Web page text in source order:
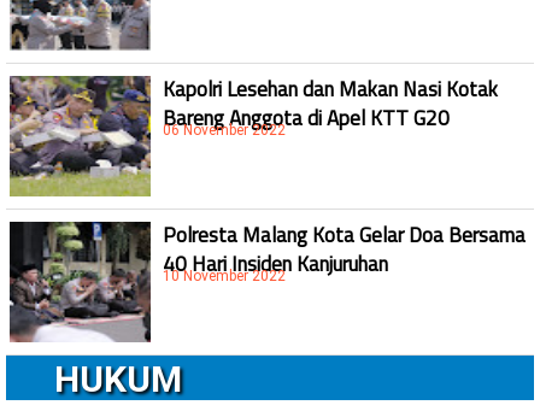
Kapolri Lesehan dan Makan Nasi Kotak
Bareng Anggota di Apel KTT G20
06 November 2022
Polresta Malang Kota Gelar Doa Bersama
40 Hari Insiden Kanjuruhan
10 November 2022
HUKUM